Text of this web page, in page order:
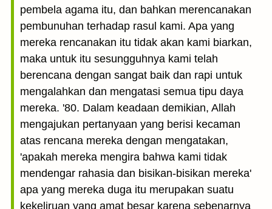
pembela agama itu, dan bahkan merencanakan
pembunuhan terhadap rasul kami. Apa yang
mereka rencanakan itu tidak akan kami biarkan,
maka untuk itu sesungguhnya kami telah
berencana dengan sangat baik dan rapi untuk
mengalahkan dan mengatasi semua tipu daya
mereka. '80. Dalam keadaan demikian, Allah
mengajukan pertanyaan yang berisi kecaman
atas rencana mereka dengan mengatakan,
'apakah mereka mengira bahwa kami tidak
mendengar rahasia dan bisikan-bisikan mereka'
apa yang mereka duga itu merupakan suatu
kekeliruan yang amat besar karena sebenarnya